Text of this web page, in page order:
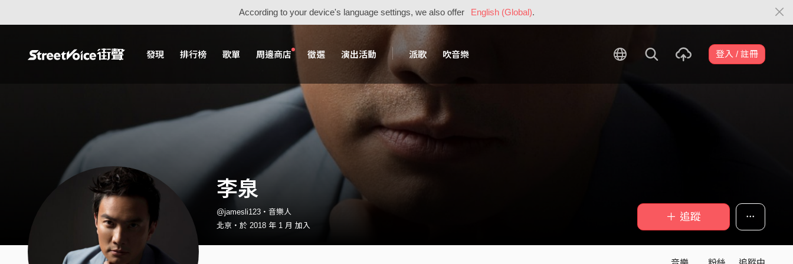
According to your device's language settings, we also offer English (Global).
發現 排行榜 歌單 周邊商店 徵選 演出活動 派歌 吹音樂 登入 / 註冊
李泉
@jamesli123・音樂人
北京・於 2018 年 1 月 加入
＋ 追蹤